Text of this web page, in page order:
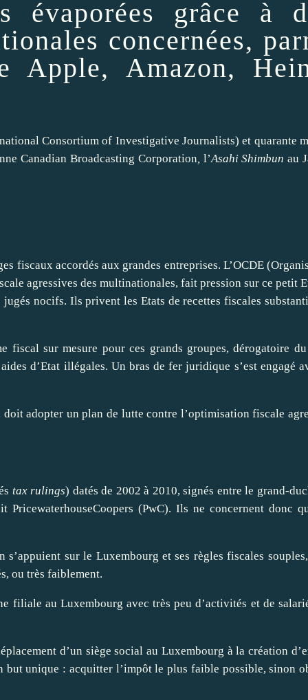
évaporées grâce à
concernées,
Apple, Amazon,
Consortium of Investigative Journalists) et quarante
Canadian Broadcasting Corporation l’Asahi Shimbun au
fiscaux accordés aux grandes entreprises. L’OCDE
agressives des multinationales, fait pression sur ce petit
nocifs. Ils privent les Etats de recettes fiscales
fiscal sur mesure pour ces grands groupes, dérogatoire
d’Etat illégales. Un bras de fer juridique s’est engagé
doitadopter un plan de lutte contre l’optimisation fiscale
tax rulings) datés de 2002 à 2010, signés entre le grand-
(PwC). Ils ne concernent donc
s’appuient sur le Luxembourg et ses règles fiscales
ou très faiblement.
filiale au Luxembourg avec très peu d’activités et de
d’un siègesocial au Luxembourg à la création
but unique : acquitterl’impôt le plus faible possible, sinon